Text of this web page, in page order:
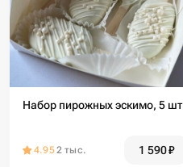
Набор пирожных эскимо, 5 шт
4.952 тыс. 1 590₽